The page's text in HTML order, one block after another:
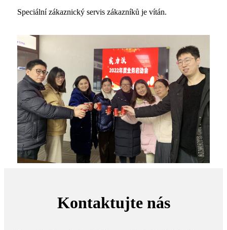
Speciální zákaznický servis zákazníků je vítán.
Kontaktujte nás